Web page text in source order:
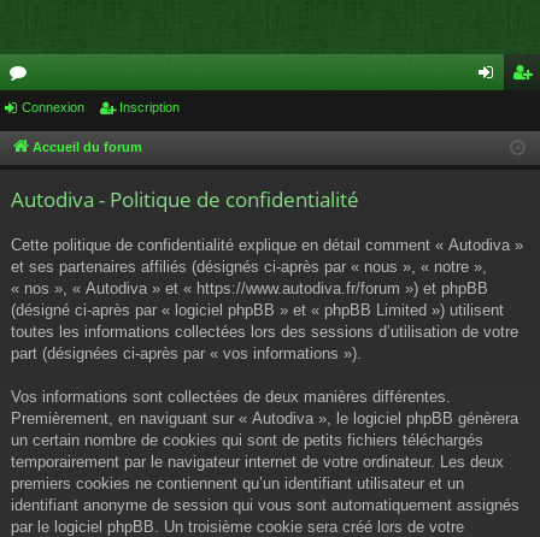
or
u cri
Connexion Inscription
Accueil du forum
Autodiva - Politique de confidentialité
Cette politique de confidentialité explique en détail comment « Autodiva »
et ses partenaires affiliés (désignés ci-après par « nous », « notre »,
« nos », « Autodiva » et « https://www.autodiva.fr/forum ») et phpBB
(désigné ci-après par « logiciel phpBB » et « phpBB Limited ») utilisent
toutes les informations collectées lors des sessions d’utilisation de votre
part (désignées ci-après par « vos informations »).
Vos informations sont collectées de deux manières différentes.
Premièrement, en naviguant sur « Autodiva », le logiciel phpBB génèrera
un certain nombre de cookies qui sont de petits fichiers téléchargés
temporairement par le navigateur internet de votre ordinateur. Les deux
premiers cookies ne contiennent qu’un identifiant utilisateur et un
identifiant anonyme de session qui vous sont automatiquement assignés
par le logiciel phpBB. Un troisième cookie sera créé lors de votre